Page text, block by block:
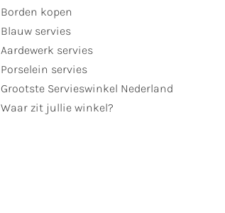
Borden kopen
Blauw servies
Aardewerk servies
Porselein servies
Grootste Servieswinkel Nederland
Waar zit jullie winkel?